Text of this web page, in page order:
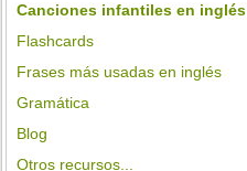
Canciones infantiles en inglés
Flashcards
Frases más usadas en inglés
Gramática
Blog
Otros recursos...